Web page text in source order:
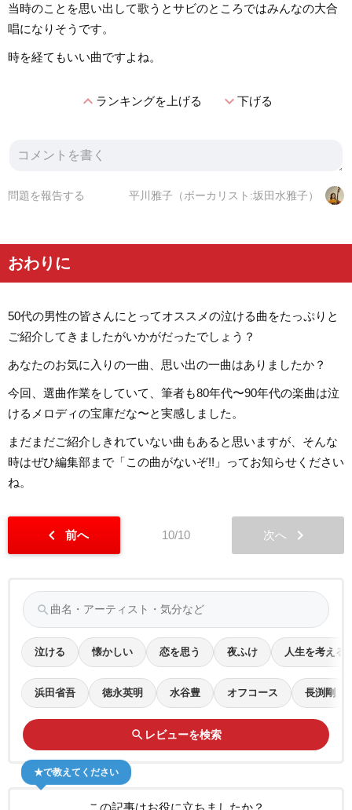
当時のことを思い出して歌うとサビのところではみんなの大合
唱になりそうです。
時を経てもいい曲ですよね。
expand_lessランキングを上げる expand_more下げる
平川雅子（ボーカリスト:坂田水雅子）
問題を報告する
おわりに
50代の男性の皆さんにとってオススメの泣ける曲をたっぷりと
ご紹介してきましたがいかがだったでしょう？
あなたのお気に入りの一曲、思い出の一曲はありましたか？
今回、選曲作業をしていて、筆者も80年代〜90年代の楽曲は泣
けるメロディの宝庫だな〜と実感しました。
まだまだご紹介しきれていない曲もあると思いますが、そんな
時はぜひ編集部まで「この曲がないぞ!!」ってお知らせください
ね。
chevron_left 前へ 10/10 次へ chevron_right
search
泣ける 懐かしい 恋を思う 夜ふけ 人生を考える
浜田省吾 徳永英明 水谷豊 オフコース 長渕剛
search レビューを検索
★で教えてください